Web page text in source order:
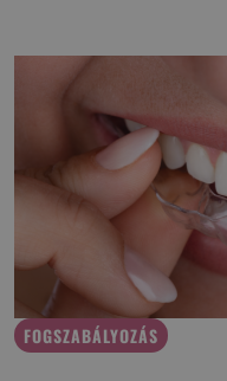
FOGSZABÁLYOZÁS